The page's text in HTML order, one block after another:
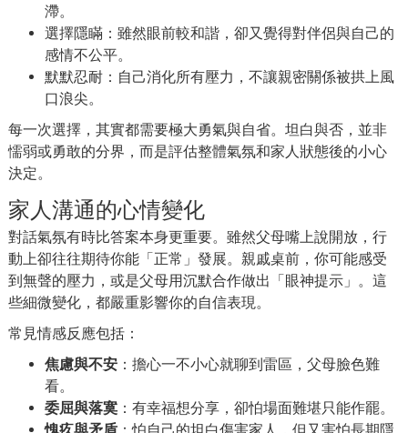
滯。
選擇隱瞞：雖然眼前較和諧，卻又覺得對伴侶與自己的
感情不公平。
默默忍耐：自己消化所有壓力，不讓親密關係被拱上風
口浪尖。
每一次選擇，其實都需要極大勇氣與自省。坦白與否，並非
懦弱或勇敢的分界，而是評估整體氣氛和家人狀態後的小心
決定。
家人溝通的心情變化
對話氣氛有時比答案本身更重要。雖然父母嘴上說開放，行
動上卻往往期待你能「正常」發展。親戚桌前，你可能感受
到無聲的壓力，或是父母用沉默合作做出「眼神提示」。這
些細微變化，都嚴重影響你的自信表現。
常見情感反應包括：
焦慮與不安 ：擔心一不小心就聊到雷區，父母臉色難
看。
委屈與落寞 ：有幸福想分享，卻怕場面難堪只能作罷。